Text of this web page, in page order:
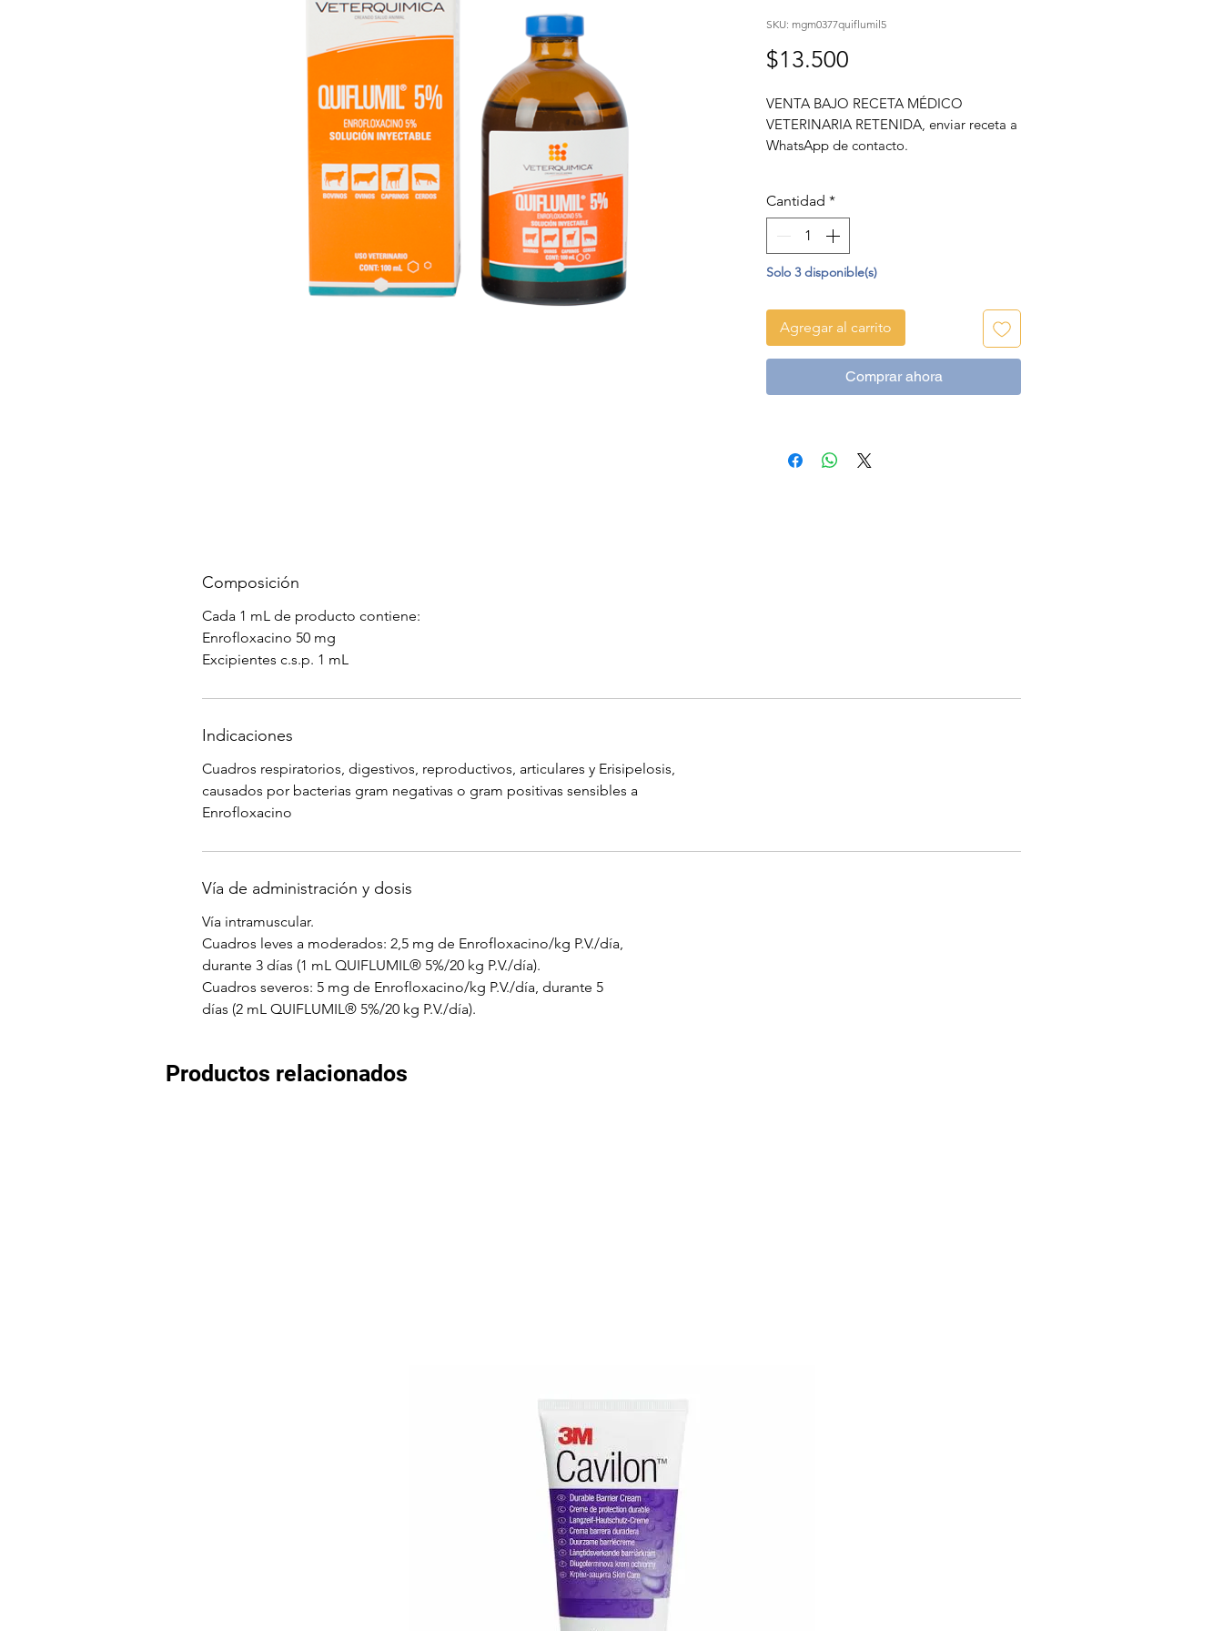
SKU: mgm0377quiflumil5
$13.500
VENTA BAJO RECETA MÉDICO
VETERINARIA RETENIDA, enviar receta a
WhatsApp de contacto.
causadas por bacterias sensibles a
Enrofloxacino.
Cantidad *
Solo 3 disponible(s)
Agregar al carrito
Comprar ahora
Composición
Cada 1 mL de producto contiene:
Enrofloxacino 50 mg
Excipientes c.s.p. 1 mL
Indicaciones
Cuadros respiratorios, digestivos, reproductivos, articulares y Erisipelosis,
causados por bacterias gram negativas o gram positivas sensibles a
Enrofloxacino
Vía de administración y dosis
Vía intramuscular.
Cuadros leves a moderados: 2,5 mg de Enrofloxacino/kg P.V./día,
durante 3 días (1 mL QUIFLUMIL® 5%/20 kg P.V./día).
Cuadros severos: 5 mg de Enrofloxacino/kg P.V./día, durante 5
días (2 mL QUIFLUMIL® 5%/20 kg P.V./día).
Productos relacionados